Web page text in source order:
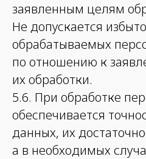
заявленным целям
Не допускается
обрабатываемых
по отношению к
их обработки.
5.6. При обработке
обеспечивается
данных, их
а в необходимых